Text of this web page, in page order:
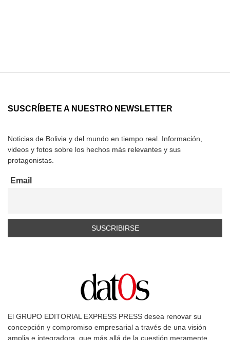
SUSCRÍBETE A NUESTRO NEWSLETTER
Noticias de Bolivia y del mundo en tiempo real. Información,
videos y fotos sobre los hechos más relevantes y sus
protagonistas.
Email
El GRUPO EDITORIAL EXPRESS PRESS desea renovar su
concepción y compromiso empresarial a través de una visión
amplia e integradora, que más allá de la cuestión meramente